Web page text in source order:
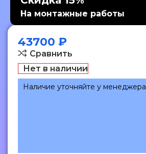
На монтажные работы
43700 ₽
Сравнить
Нет в наличии
Наличие уточняйте у менеджера